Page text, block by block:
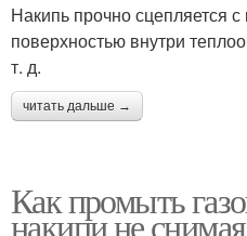
Накипь прочно сцепляется с
поверхностью внутри
т. д.
читать дальше →
Как промыть
накипи не